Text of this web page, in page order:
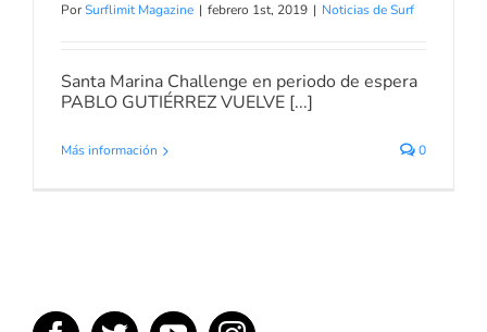
PorSurflimit Magazine | febrero 1st, 2019 | Noticias de Surf
Santa Marina Challenge en periodo de espera
PABLO GUTIÉRREZ VUELVE [...]
Más información 0